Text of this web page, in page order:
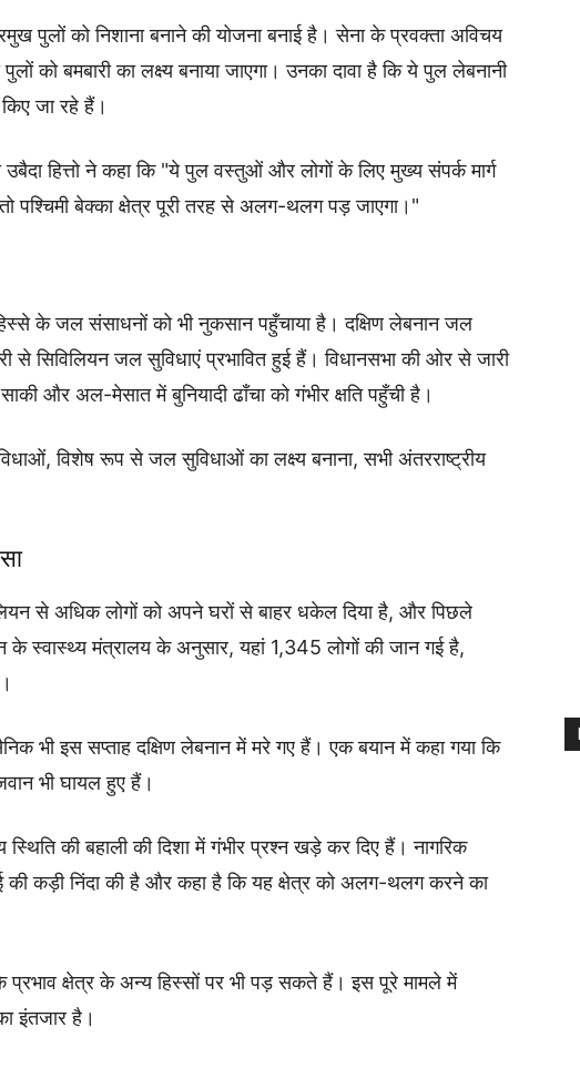
पुलों को निशाना बनाने की योजना बनाई है। सेना के प्रवक्ता अविचय
को बमबारी का लक्ष्य बनाया जाएगा। उनका दावा है कि ये पुल लेबनानी
जा रहे हैं।
उबैदा हित्तो ने कहा कि "ये पुल वस्तुओं और लोगों के लिए मुख्य संपर्क मार्ग
पश्चिमी बेक्का क्षेत्र पूरी तरह से अलग-थलग पड़ जाएगा।"
के जल संसाधनों को भी नुकसान पहुँचाया है। दक्षिण लेबनान जल
से सिविलियन जल सुविधाएं प्रभावित हुई हैं। विधानसभा की ओर से जारी
और अल-मेसात में बुनियादी ढाँचा को गंभीर क्षति पहुँची है।
विशेष रूप से जल सुविधाओं का लक्ष्य बनाना, सभी अंतरराष्ट्रीय
से अधिक लोगों को अपने घरों से बाहर धकेल दिया है, और पिछले
के स्वास्थ्य मंत्रालय के अनुसार, यहां 1,345 लोगों की जान गई है,
भी इस सप्ताह दक्षिण लेबनान में मरे गए हैं। एक बयान में कहा गया कि
भी घायल हुए हैं।
स्थिति की बहाली की दिशा में गंभीर प्रश्न खड़े कर दिए हैं। नागरिक
की कड़ी निंदा की है और कहा है कि यह क्षेत्र को अलग-थलग करने का
क्षेत्र के अन्य हिस्सों पर भी पड़ सकते हैं। इस पूरे मामले में
इंतजार है।